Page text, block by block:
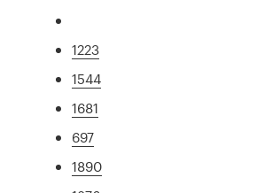
1223
1544
1681
697
1890